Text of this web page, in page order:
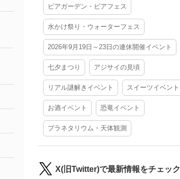
ビアガーデン・ビアフェス
水かけ祭り・ウォーターフェス
2026年9月19日～23日の連休開催イベント
七夕まつり アジサイの見頃
リアル謎解きイベント スイーツイベント
お酒イベント 恐竜イベント
プラネタリウム・天体観測
X(旧Twitter)で最新情報をチェック